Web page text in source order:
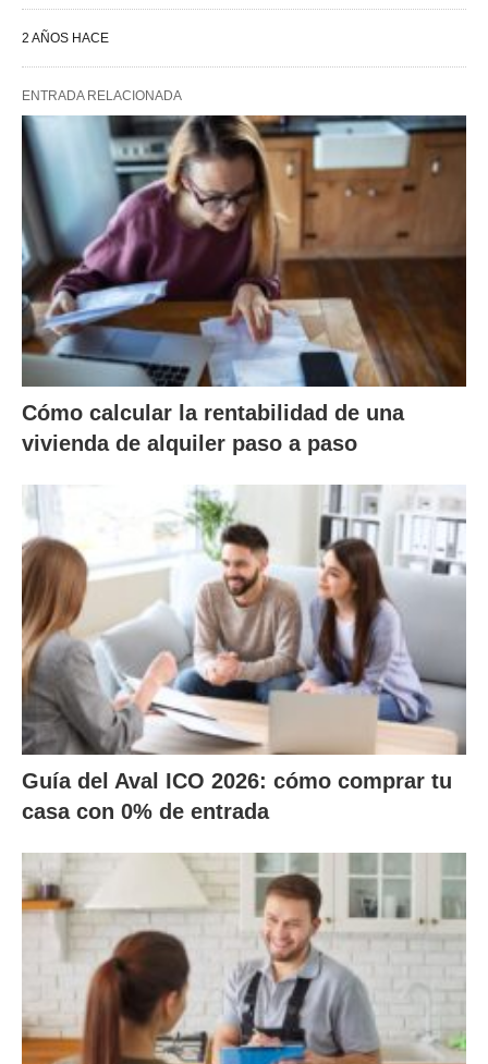
2 AÑOS HACE
ENTRADA RELACIONADA
Cómo calcular la rentabilidad de una
vivienda de alquiler paso a paso
Guía del Aval ICO 2026: cómo comprar tu
casa con 0% de entrada